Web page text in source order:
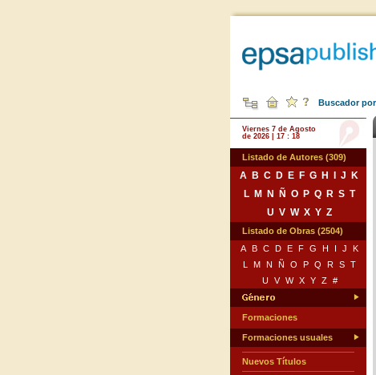
Buscador
Viernes 7 de Agosto
de 2026 | 17 : 18
Listado de Autores (309)
A B C D E F G H J
K
L
M N Ñ O P Q R S T
U V W X Y Z
Listado de Obras (2504)
A
B C D E F G H I J
K
L
M N Ñ O P Q R S T
U
V W X Y Z #
Formaciones
Formaciones usuales
Nuevos Títulos